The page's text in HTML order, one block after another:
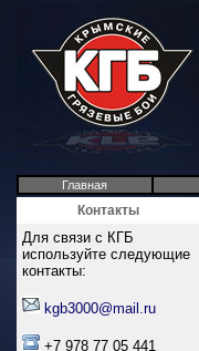
Главная
Контакты
Для связи с КГБ
используйте следующие
контакты:
kgb3000@mail.ru
+7 978 77 05 441